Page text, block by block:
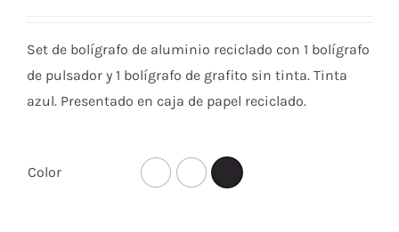
Set de bolígrafo de aluminio reciclado con 1 bolígrafo
de pulsador y 1 bolígrafo de grafito sin tinta. Tinta
azul. Presentado en caja de papel reciclado.
Color